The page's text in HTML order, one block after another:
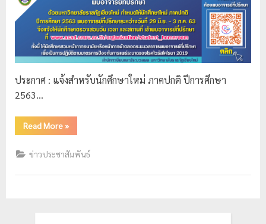
เ
ชี
ย
ใ
ประกาศ : แจ้งสำหรับนักศึกษาใหม่ ภาคปกติ ปีการศึกษา
2563…
Read More»
ข่าวประชาสัมพันธ์